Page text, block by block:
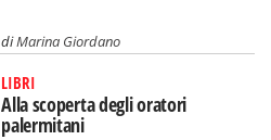
diMarina Giordano
LIBRI
Alla scoperta degli oratori
palermitani